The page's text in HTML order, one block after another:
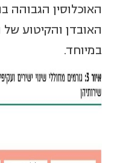
האוכלוסין
האובדן והקיטוע
במיוחד.